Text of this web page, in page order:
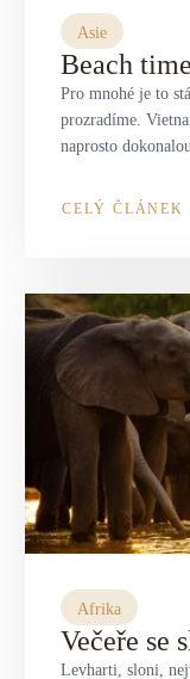
Asie
Beach
Pro mnohé je to
prozradíme.
naprosto
CELÝ ČLÁNEK
Afrika
Večeře se
Levharti, sloni,